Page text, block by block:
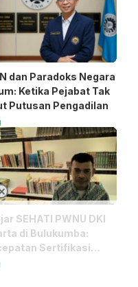
dan Paradoks Negara
Ketika Pejabat Tak
Putusan Pengadilan
SEHATI PWNU DKI
di Bulukumba:
Sertifikasi
Bagi UMK